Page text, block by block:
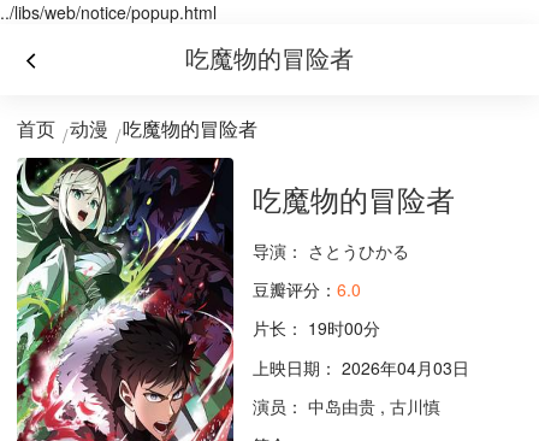
../libs/web/notice/popup.html
吃魔物的冒险者
首页 动漫 吃魔物的冒险者
吃魔物的冒险者
导演： さとうひかる
豆瓣评分： 6.0
片长： 19时00分
上映日期： 2026年04月03日
演员： 中岛由贵 , 古川慎